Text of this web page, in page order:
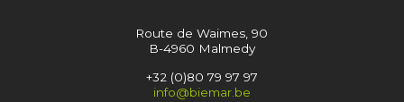
Route de Waimes, 90
B-4960 Malmedy
+32 (0)80 79 97 97
info@biemar.be